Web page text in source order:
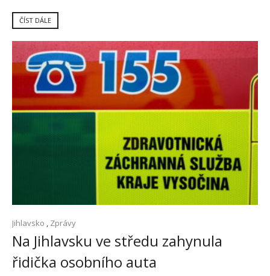
ČÍST DÁLE
Jihlavsko Zprávy
Na Jihlavsku ve středu zahynula
řidička osobního auta